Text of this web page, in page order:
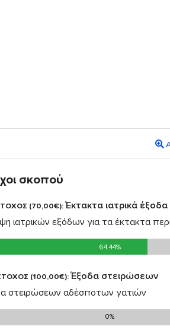
σκοπού
(70,00€):Έκτακτα ιατρικά έξοδα
ιατρικών εξόδων για τα έκτακτα
64.44%
64.44%
(100,00€):Έξοδα στειρώσεων
στειρώσεων αδέσποτων γατιών
0%
0%